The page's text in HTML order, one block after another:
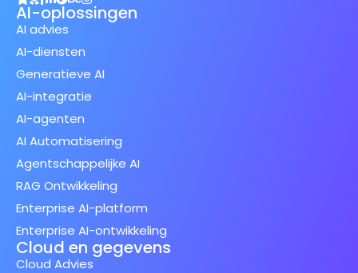
AI-oplossingen
AI advies
AI-diensten
Generatieve AI
AI-integratie
AI-agenten
AI Automatisering
Agentschappelijke AI
RAG Ontwikkeling
Enterprise AI-platform
Enterprise AI-ontwikkeling
Cloud en gegevens
Cloud Advies